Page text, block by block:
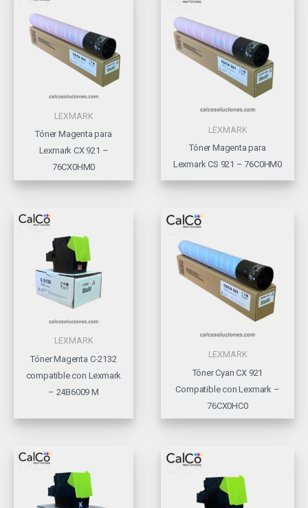
LEXMARK
Tóner Magenta para
Lexmark CX 921 –
76CX0HM0
LEXMARK
Tóner Magenta para
Lexmark CS 921 – 76C0HM0
LEXMARK
Tóner Magenta C-2132
compatible con Lexmark
– 24B6009 M
LEXMARK
Tóner Cyan CX 921
Compatible con Lexmark –
76CX0HC0